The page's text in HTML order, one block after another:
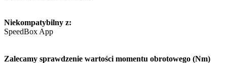
Niekompatybilny z:
SpeedBox App
Zalecamy sprawdzenie wartości momentu obrotowego (Nm)